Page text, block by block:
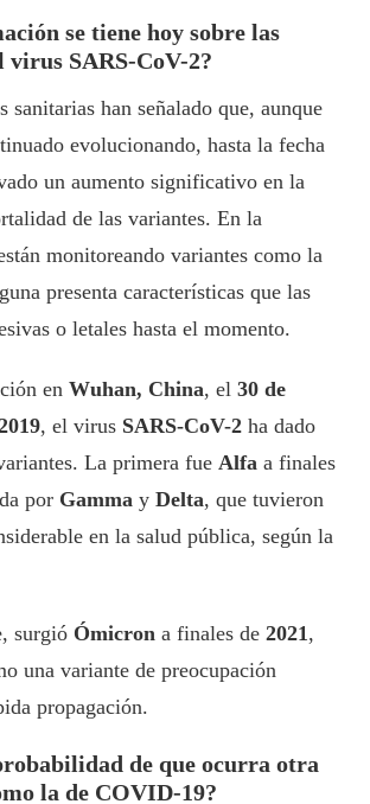
se tiene hoy sobre las
virus SARS-CoV-2?
sanitarias han señalado que, aunque
evolucionando, hasta la fecha
un aumento significativo en la
de las variantes. En la
monitoreando variantes como la
presenta características que las
o letales hasta el momento.
en Wuhan, China, el 30 de
, el virus SARS-CoV-2 ha dado
La primera fue Alfa a finales
por Gamma y Delta, que tuvieron
en la salud pública, según la
surgió Ómicron a finales de 2021,
una variante de preocupación
propagación.
de que ocurra otra
la de COVID-19?